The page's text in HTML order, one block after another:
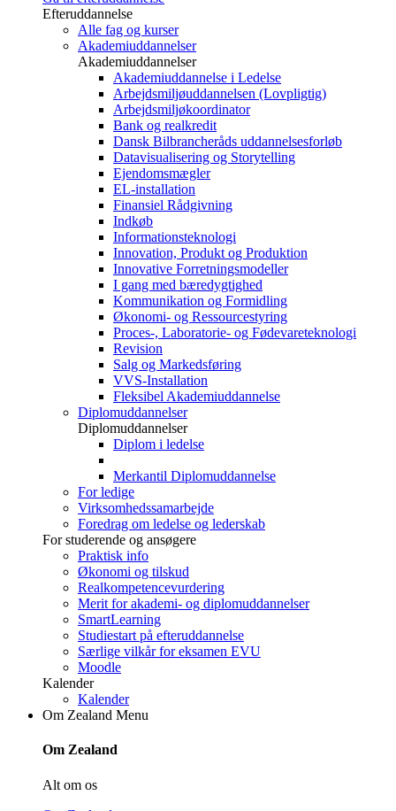
Efteruddannelse
Alle fag og kurser
Akademiuddannelser
Akademiuddannelser
Akademiuddannelse i Ledelse
Arbejdsmiljøuddannelsen (Lovpligtig)
Arbejdsmiljøkoordinator
Bank og realkredit
Dansk Bilbrancheråds uddannelsesforløb
Datavisualisering og Storytelling
Ejendomsmægler
EL-installation
Finansiel Rådgivning
Indkøb
Informationsteknologi
Innovation, Produkt og Produktion
Innovative Forretningsmodeller
I gang med bæredygtighed
Kommunikation og Formidling
Økonomi- og Ressourcestyring
Proces-, Laboratorie- og Fødevareteknologi
Revision
Salg og Markedsføring
VVS-Installation
Fleksibel Akademiuddannelse
Diplomuddannelser
Diplomuddannelser
Diplom i ledelse
Merkantil Diplomuddannelse
For ledige
Virksomhedssamarbejde
Foredrag om ledelse og lederskab
For studerende og ansøgere
Praktisk info
Økonomi og tilskud
Realkompetencevurdering
Merit for akademi- og diplomuddannelser
SmartLearning
Studiestart på efteruddannelse
Særlige vilkår for eksamen EVU
Moodle
Kalender
Kalender
Om Zealand Menu
Om Zealand
Alt om os